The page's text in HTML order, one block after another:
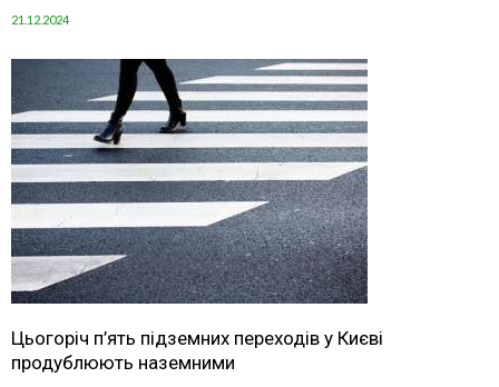
21.12.2024
Цьогоріч п’ять підземних переходів у Києві
продублюють наземними